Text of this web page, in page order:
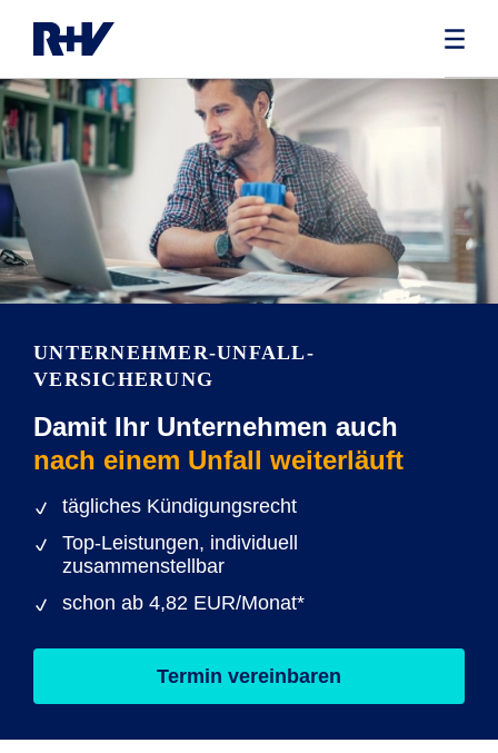
UNTERNEHMER-UNFALL­
VERSICHERUNG
Damit Ihr Unternehmen auch
nach einem Unfall weiterläuft
tägliches Kündigungsrecht
Top-Leistungen, individuell
zusammenstellbar
schon ab 4,82 EUR/Monat*
Termin vereinbaren